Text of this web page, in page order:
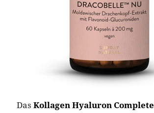
Das Kollagen Hyaluron Complete